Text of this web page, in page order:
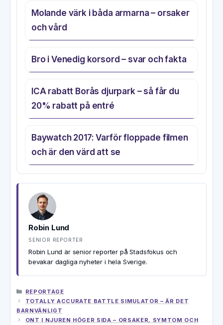
Molande värk i båda armarna – orsaker
och vård
Bro i Venedig korsord – svar och fakta
ICA rabatt Borås djurpark – så får du
20% rabatt på entré
Baywatch 2017: Varför floppade filmen
och är den värd att se
Robin Lund
SENIOR REPORTER
Robin Lund är senior reporter på Stadsfokus och
bevakar dagliga nyheter i hela Sverige.
KATEGORIER
REPORTAGE
TOTALLY ACCURATE BATTLE SIMULATOR – ÄR DET
BARNVÄNLIGT
ONT I NJUREN HÖGER SIDA – ORSAKER, SYMTOM OCH